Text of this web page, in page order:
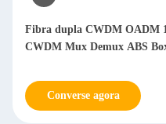
Fibra dupla CWDM OADM
CWDM Mux Demux ABS
Converse agora